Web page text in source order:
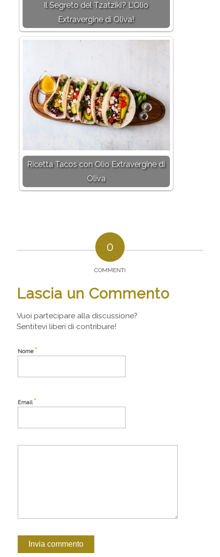
Il Segreto del Tzatziki? L'Olio
Extravergine di Oliva!
Ricetta Tacos con Olio Extravergine di
Oliva
0
COMMENTI
Lascia un Commento
Vuoi partecipare alla discussione?
Sentitevi liberi di contribuire!
Nome*
Email*